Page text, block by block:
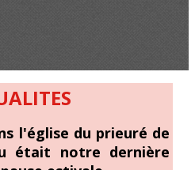
l'église du prieuré de
était notre dernière